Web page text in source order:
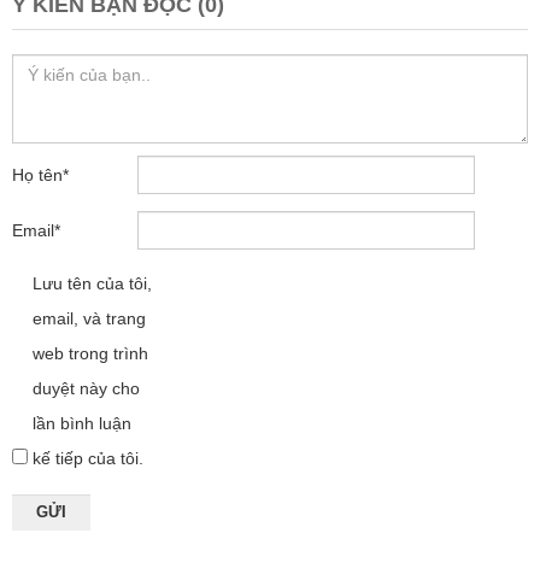
Ý KIẾN BẠN ĐỌC (0)
Họ tên*
Email*
Lưu tên của tôi,
email, và trang
web trong trình
duyệt này cho
lần bình luận
kế tiếp của tôi.